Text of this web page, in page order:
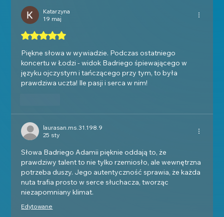
Katarzyna
19 maj
Oceniono na 5 z 5 gwiazdek.
Piękne słowa w wywiadzie. Podczas ostatniego
koncertu w Łodzi - widok Badriego śpiewającego w
języku ojczystym i tańczącego przy tym, to była
prawdziwa uczta! Ile pasji i serca w nim!
laurasan.ms.31.198.9
25 sty
Słowa Badriego Adamii pięknie oddają to, że
prawdziwy talent to nie tylko rzemiosło, ale wewnętrzna
potrzeba duszy. Jego autentyczność sprawia, że każda
nuta trafia prosto w serce słuchacza, tworząc
niezapomniany klimat.
Edytowane